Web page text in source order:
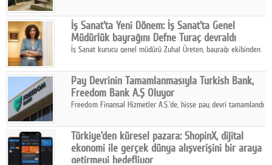
katmanlı bir aile hikâyesi anlatıyor.
İş Sanat'ta Yeni Dönem: İş Sanat'ta Genel
Müdürlük bayrağını Defne Turaç devraldı
İş Sanat kurucu genel müdürü Zuhal Üreten, bayrağı ekibinden
Pay Devrinin Tamamlanmasıyla Turkish Bank,
Freedom Bank A.Ş Oluyor
Freedom Finansal Hizmetler A.Ş.'de, hisse pay devri tamamlandı
Turkish Bank'ın ticaret unvanının “Freedom Bank A.Ş.” olmasına
karar verildi.
Türkiye'den küresel pazara: ShopinX, dijital
ekonomi ile gerçek dünya alışverişini bir araya
getirmeyi hedefliyor